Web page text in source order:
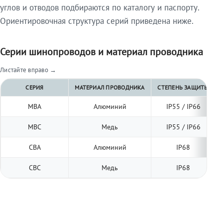
углов и отводов подбираются по каталогу и паспорту.
Ориентировочная структура серий приведена ниже.
Серии шинопроводов и материал проводника
Листайте вправо →
СЕРИЯ МАТЕРИАЛ ПРОВОДНИКА СТЕПЕНЬ ЗАЩИТЫ
МВА Алюминий IP55 / IP66
МВС Медь IP55 / IP66
СВА Алюминий IP68
СВС Медь IP68